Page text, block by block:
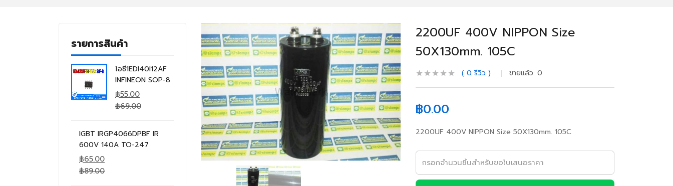
รายการสินค้า
ไอซี1EDI40I12AF
INFINEON SOP-8
฿55.00
฿69.00
IGBT IRGP4066DPBF IR
600V 140A TO-247
฿65.00
฿89.00
2200UF 400V NIPPON Size
50X130mm. 105C
0 รีวิว ขายแล้ว: 0
฿0.00
2200UF 400V NIPPON Size 50X130mm. 105C